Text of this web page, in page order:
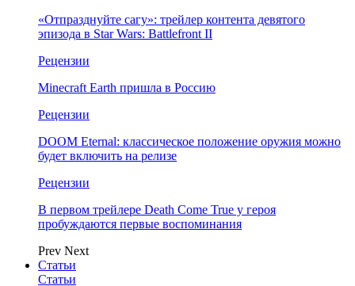
«Отпразднуйте сагу»: трейлер контента девятого
эпизода в Star Wars: Battlefront II
Рецензии
Minecraft Earth пришла в Россию
Рецензии
DOOM Eternal: классическое положение оружия можно
будет включить на релизе
Рецензии
В первом трейлере Death Come True у героя
пробуждаются первые воспоминания
Prev Next
Статьи
Статьи